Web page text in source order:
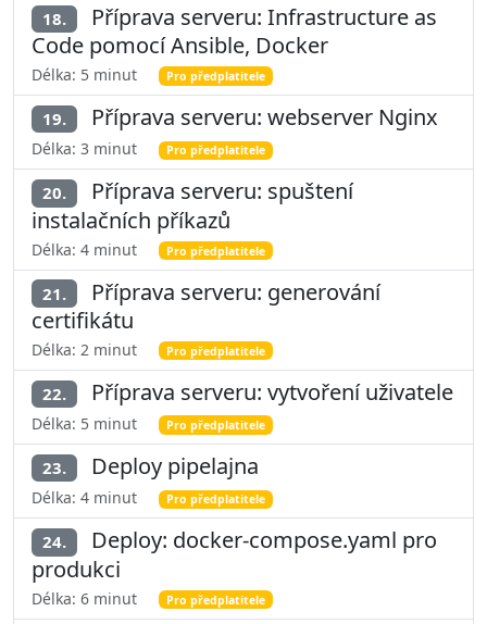
18.
Příprava serveru: Infrastructure as
Code pomocí Ansible, Docker
Délka: 5 minut Pro předplatitele
19. Příprava serveru: webserver Nginx
Délka: 3 minut Pro předplatitele
20.
Příprava serveru: spuštení
instalačních příkazů
Délka: 4 minut Pro předplatitele
21.
Příprava serveru: generování
certifikátu
Délka: 2 minut Pro předplatitele
22. Příprava serveru: vytvoření uživatele
Délka: 5 minut Pro předplatitele
23. Deploy pipelajna
Délka: 4 minut Pro předplatitele
24.
Deploy: docker-compose.yaml pro
produkci
Délka: 6 minut Pro předplatitele